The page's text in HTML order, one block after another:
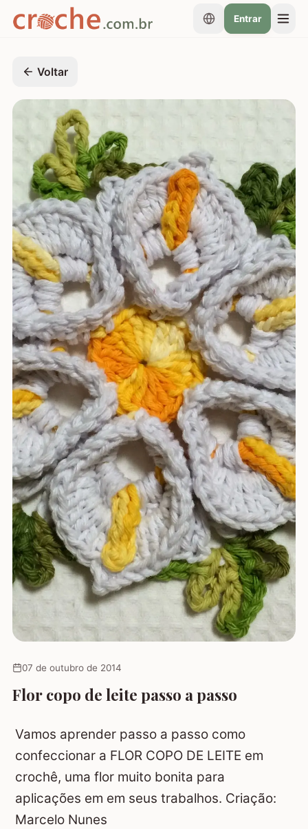
Entrar
Voltar
07 de outubro de 2014
Flor copo de leite passo a passo
Vamos aprender passo a passo como
confeccionar a FLOR COPO DE LEITE em
crochê, uma flor muito bonita para
aplicações em em seus trabalhos. Criação:
Marcelo Nunes